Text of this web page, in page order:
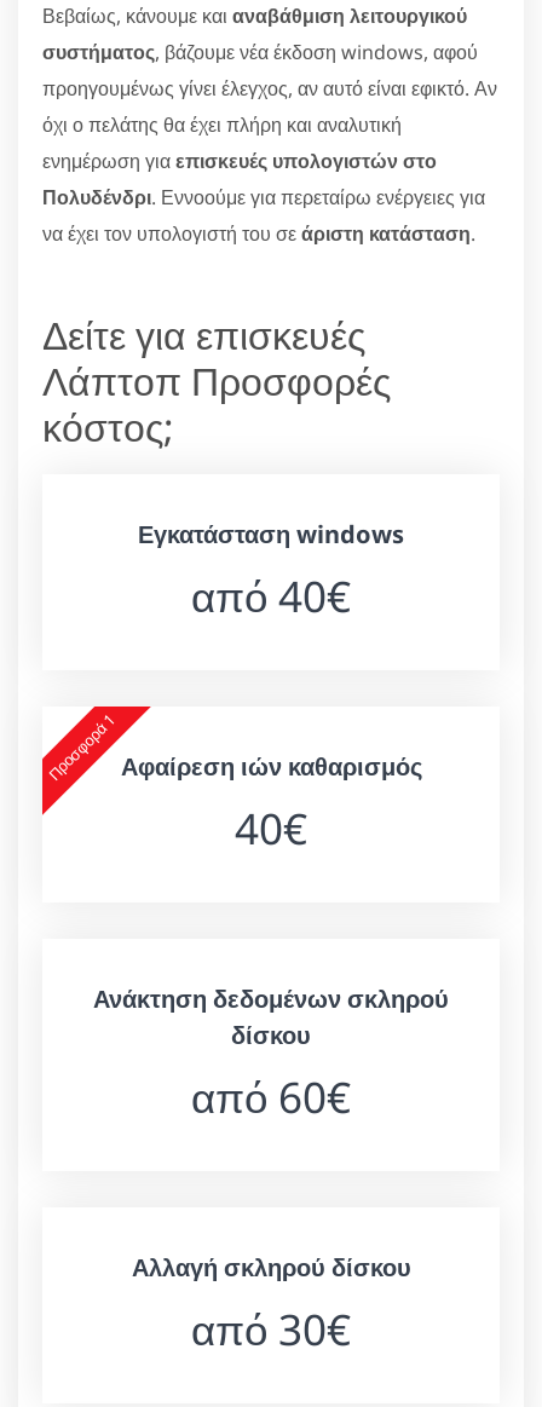
Βεβαίως, κάνουμε και αναβάθμιση λειτουργικού
συστήματος, βάζουμε νέα έκδοση windows, αφού
προηγουμένως γίνει έλεγχος, αν αυτό είναι εφικτό. Αν
όχι ο πελάτης θα έχει πλήρη και αναλυτική
ενημέρωση γιαεπισκευές υπολογιστών στο
Πολυδένδρι. Εννοούμε για περεταίρω ενέργειες για
να έχει τον υπολογιστή του σεάριστη κατάσταση.
Δείτε για επισκευές
Λάπτοπ Προσφορές
κόστος;
Εγκατάσταση windows
από 40€
Προσφορά 1Αφαίρεση ιών καθαρισμός
40€
Ανάκτηση δεδομένων σκληρού
δίσκου
από 60€
Αλλαγή σκληρού δίσκου
από 30€